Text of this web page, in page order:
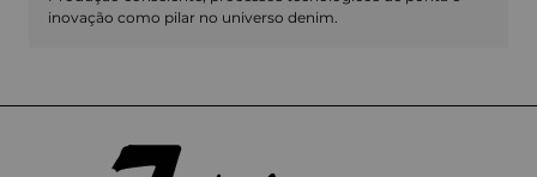
inovação como pilar no universo denim.